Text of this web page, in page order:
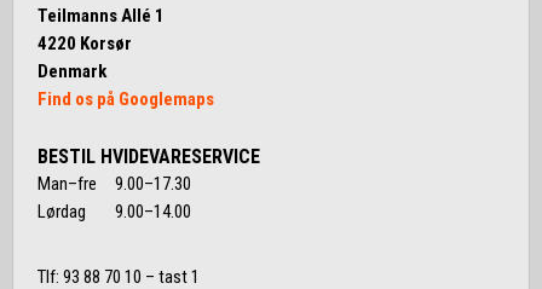
Teilmanns Allé 1
4220 Korsør
Denmark
Find os på Googlemaps
BESTIL HVIDEVARESERVICE
Man–fre 9.00–17.30
Lørdag 9.00–14.00
Tlf: 93 88 70 10 – tast 1